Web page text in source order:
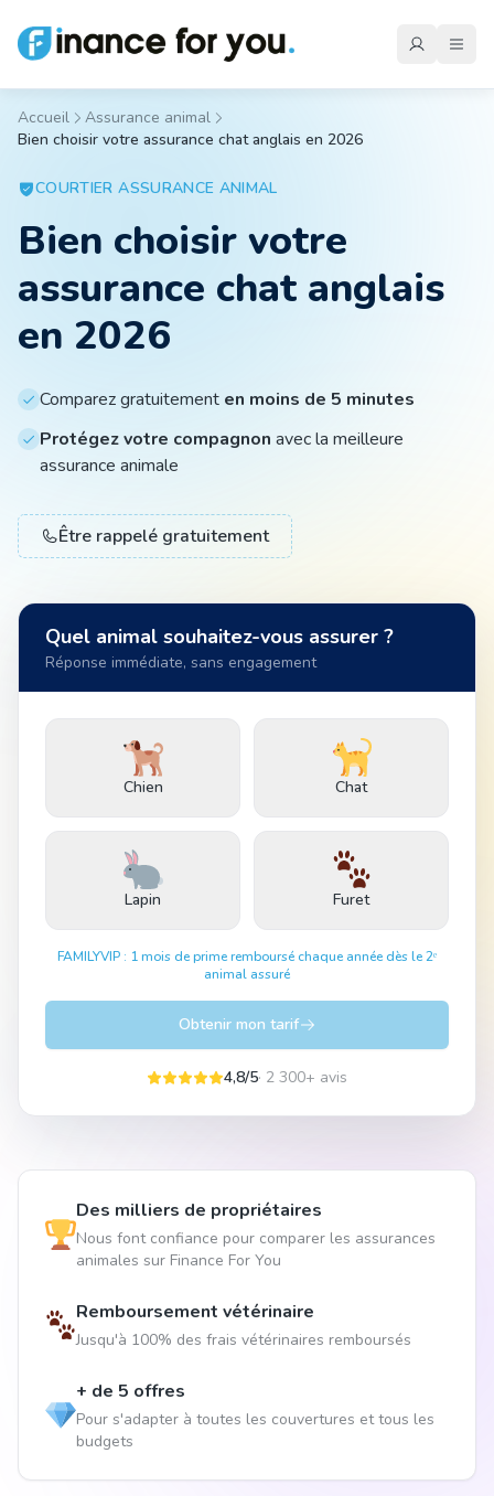
Mutuelle
Emprunteur
Moto
Habitation
Animal
Pro
Accueil
Assurance animal
Bien choisir votre assurance chat anglais en 2026
COURTIERASSURANCE ANIMAL
Bien choisir votre
assurance chat anglais
en 2026
Comparez gratuitement en moins de 5 minutes
Protégez votre compagnon avec la meilleure
assurance animale
Être rappelé gratuitement
Quel animal souhaitez-vous assurer ?
Réponse immédiate, sans engagement
Chien Chat
Lapin Furet
FAMILYVIP : 1 mois de prime remboursé chaque année dès le 2ᵉ
animal assuré
Obtenir mon tarif
4,8/5· 2 300+ avis
Des milliers de propriétaires
Nous font confiance pour comparer les assurances
animales sur Finance For You
Remboursement vétérinaire
Jusqu'à 100% des frais vétérinaires remboursés
+ de 5 offres
Pour s'adapter à toutes les couvertures et tous les
budgets